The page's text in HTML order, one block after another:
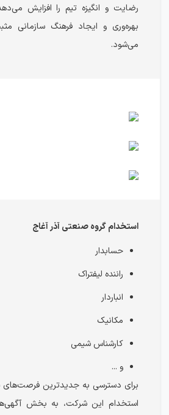
رضایت و انگیزه تیم را افزایش
بهره‌وری و ایجاد فرهنگ سازمانی
می‌شود.
استخدام گروه صنعتی آذر آغاج
حسابدار
راننده لیفتراک
انباردار
مکانیک
کارشناس شیمی
و ...
برای دسترسی به جدیدترین فرصت‌های
استخدام این شرکت، به بخش